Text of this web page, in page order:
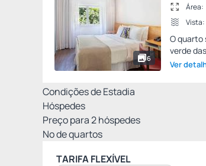
6
Área:
Vista:
O quarto
verde
Ver
Condições de Estadia
Hóspedes
Preço para2hóspedes
Nº de quartos
TARIFA FLEXÍVEL